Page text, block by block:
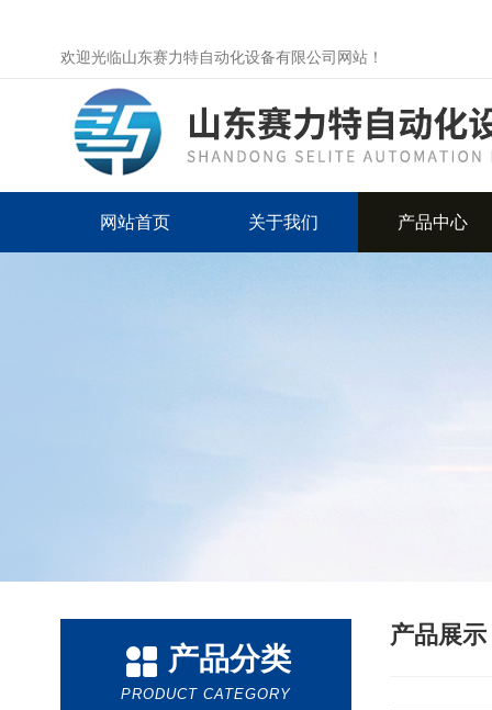
欢迎光临山东赛力特自动化设备有限公司网站！
网站首页 关于我们 产品中心
产品分类
PRODUCT CATEGORY
产品展示